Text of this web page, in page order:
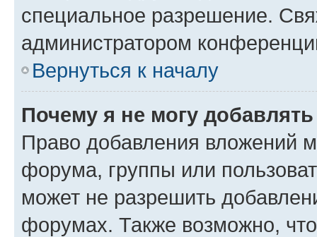
специальное разрешение.
администратором
Вернуться к началу
Почему я не могу
Право добавления вложений
форума, группы или
может не разрешить
форумах. Также возможно,